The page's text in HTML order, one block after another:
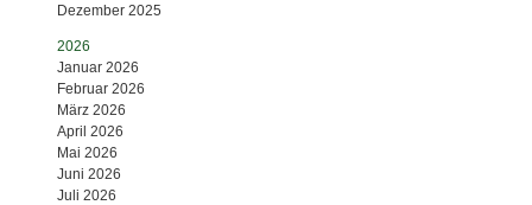
Dezember 2025
2026
Januar 2026
Februar 2026
März 2026
April 2026
Mai 2026
Juni 2026
Juli 2026